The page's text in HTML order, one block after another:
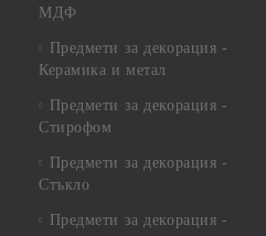
МДФ
Предмети за декорация -
Керамика и метал
Предмети за декорация -
Стирофом
Предмети за декорация -
Стъкло
Предмети за декорация -